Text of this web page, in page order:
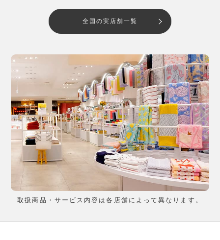
全国の実店舗一覧
取扱商品・サービス内容は各店舗によって異なります。